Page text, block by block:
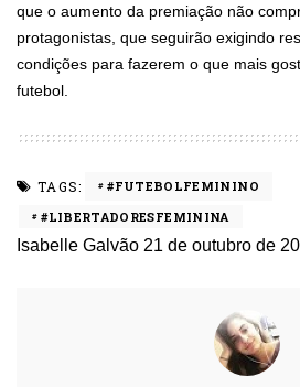
que o aumento da premiação não
protagonistas, que seguirão exigindo
condições para fazerem o que mais
futebol.
TAGS:
#FUTEBOLFEMININO
#LIBERTADORESFEMININA
Isabelle Galvão 21 de outubro de